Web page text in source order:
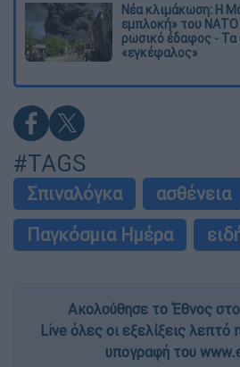
Νέα κλιμάκωση: Η
εμπλοκή» του ΝΑΤΟ
ρωσικό έδαφος - Τα
«εγκέφαλος»
#TAGS
Σπιναλόγκα
ασθένεια
Παγκόσμια Ημέρα
Ακολούθησε το Έθνος
Live όλες οι εξελίξεις λεπτό
υπογραφή του